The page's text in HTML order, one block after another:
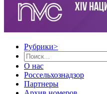
Рубрики>
О нас
Россельхознадзор
Партнеры